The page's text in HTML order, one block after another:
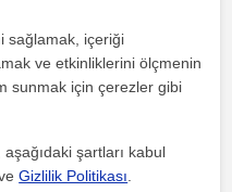
isteyen öğrencilere
sağlamak, içeriği
ve etkinliklerini ölçmenin
sunmak için çerezler gibi
şartları kabul
Gizlilik Politikası